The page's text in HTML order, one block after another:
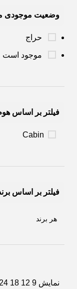
وضعیت موجودی
حراج
موجود است
فیلتر بر اساس
Cabin
فیلتر بر اساس
نمایش 9
12
18
24